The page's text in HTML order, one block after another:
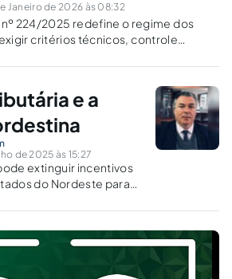
Janeiro de 2026 às 08:32
224/2025 redefine o regime dos
critérios técnicos, controle
do STF sobre guerra fiscal
e a
de 2025 às 15:27
extinguir incentivos
do Nordeste para
e causará novo